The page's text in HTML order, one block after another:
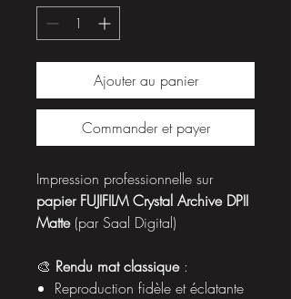
Ajouter au panier
Commander et payer
Impression professionnelle sur
papier FUJIFILM Crystal Archive DPII
Matte(par Saal Digital)
🎨 Rendu mat classique:
Reproduction fidèle et éclatante